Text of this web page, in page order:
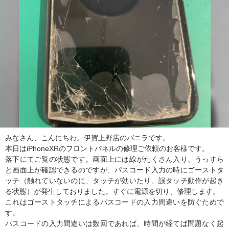
みなさん、こんにちわ。伊賀上野店のバニラです。
本日はiPhoneXRのフロントパネルの修理ご依頼のお客様です。
落下にてご覧の状態です。画面上には線がたくさん入り、うっすら
と画面上が確認できるのですが、パスコード入力の時にゴーストタ
ッチ（触れていないのに、タッチが効いたり、誤タッチ動作が起き
る状態）が発生しておりました。すぐに電源を切り、修理します。
これはゴーストタッチによるパスコードの入力間違いを防ぐためで
す。
パスコードの入力間違いは数回であれば、時間が経てば問題なく起